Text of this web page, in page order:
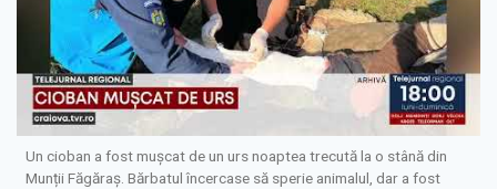
Un cioban a fost mușcat de un urs noaptea trecută la o stână din
Munții Făgăraș. Bărbatul încercase să sperie animalul, dar a fost